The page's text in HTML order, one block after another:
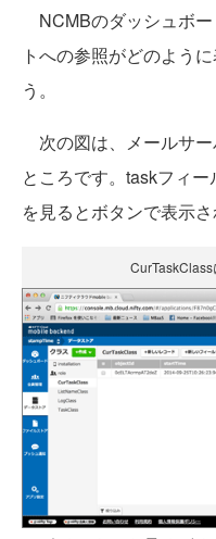
NCMBのダッシュボ
トへの参照がどのよう
う。
次の図は、メールサ
ところです。taskフィ
を見るとボタンで表示さ